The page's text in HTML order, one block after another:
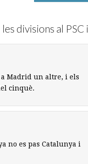
divisions al PSC
Madrid un altre, i els
cinquè.
no es pas Catalunya i